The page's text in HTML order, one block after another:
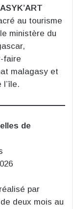
au tourisme
ministère du
faire
malagasy et
de
par
deux mois au